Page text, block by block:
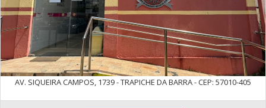
AV. SIQUEIRA CAMPOS, 1739 - TRAPICHE DA BARRA - CEP: 57010-405